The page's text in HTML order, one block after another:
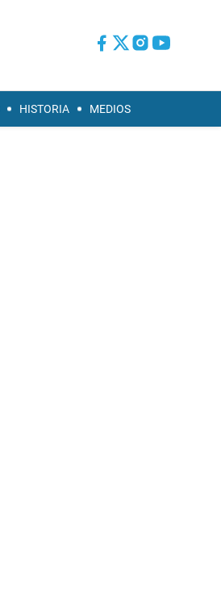
HISTORIA MEDIOS